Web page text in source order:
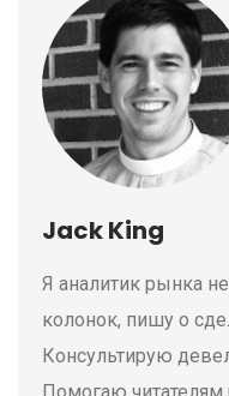
Jack King
Я аналитик рынка
колонок, пишу о
Консультирую